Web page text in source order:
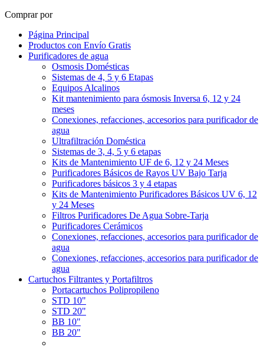
Comprar por
Página Principal
Productos con Envío Gratis
Purificadores de agua
Osmosis Domésticas
Sistemas de 4, 5 y 6 Etapas
Equipos Alcalinos
Kit mantenimiento para ósmosis Inversa 6, 12 y 24
meses
Conexiones, refacciones, accesorios para purificador de
agua
Ultrafiltración Doméstica
Sistemas de 3, 4, 5 y 6 etapas
Kits de Mantenimiento UF de 6, 12 y 24 Meses
Purificadores Básicos de Rayos UV Bajo Tarja
Purificadores básicos 3 y 4 etapas
Kits de Mantenimiento Purificadores Básicos UV 6, 12
y 24 Meses
Filtros Purificadores De Agua Sobre-Tarja
Purificadores Cerámicos
Conexiones, refacciones, accesorios para purificador de
agua
Conexiones, refacciones, accesorios para purificador de
agua
Cartuchos Filtrantes y Portafiltros
Portacartuchos Polipropileno
STD 10"
STD 20"
BB 10"
BB 20"